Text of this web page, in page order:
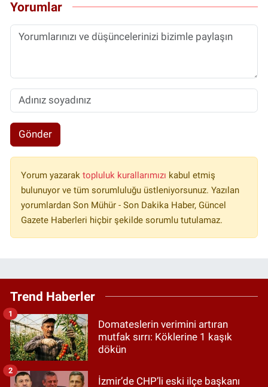
Yorumlar
Gönder
Yorum yazarak topluluk kurallarımızı kabul etmiş
bulunuyor ve tüm sorumluluğu üstleniyorsunuz. Yazılan
yorumlardan Son Mühür - Son Dakika Haber, Güncel
Gazete Haberleri hiçbir şekilde sorumlu tutulamaz.
Trend Haberler
Domateslerin verimini artıran
mutfak sırrı: Köklerine 1 kaşık
dökün
1
İzmir’de CHP’li eski ilçe başkanı
2